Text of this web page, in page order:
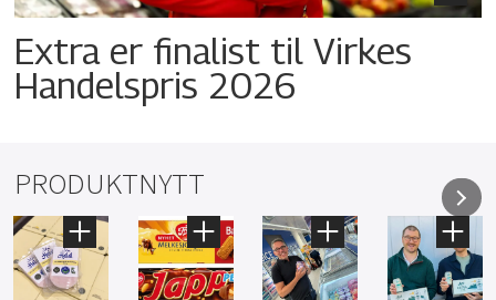
Extra er finalist til Virkes
Handelspris 2026
PRODUKTNYTT